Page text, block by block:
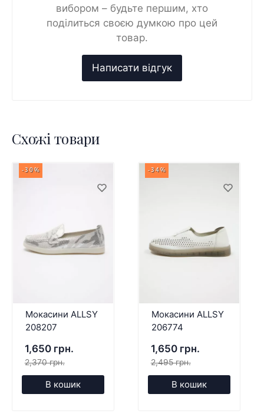
вибором – будьте першим, хто
поділиться своєю думкою про цей
товар.
Схожі товари
-30%
Мокасини ALLSY
208207
1,650 грн.
2,370 грн.
В кошик
-34%
Мокасини ALLSY
206774
1,650 грн.
2,495 грн.
В кошик